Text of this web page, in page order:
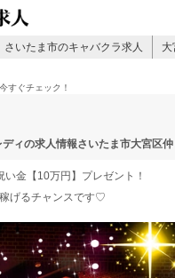
さいたま市のキャバクラ求人 大
すぐチェック！
ィの求人情報さいたま市大宮区仲
金【10万円】プレゼント！
げるチャンスです♡